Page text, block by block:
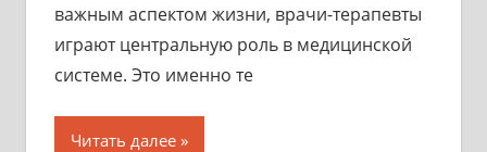
важным аспектом жизни, врачи-терапевты
играют центральную роль в медицинской
системе. Это именно те
Читать далее